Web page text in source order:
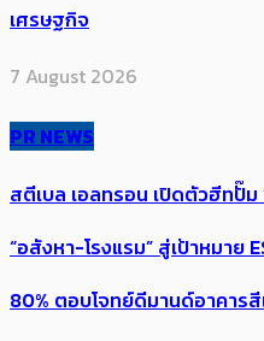
เศรษฐกิจ
7 August 2026
PR NEWS
สตีเบล เอลทรอน เปิดตัวฮีทปั๊
“อสังหา-โรงแรม” สู่เป้าหมาย
80% ตอบโจทย์ดีมานด์อาคาร